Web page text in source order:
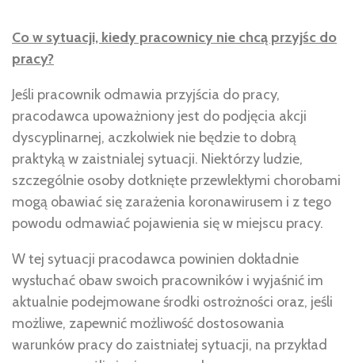
Co w sytuacji, kiedy pracownicy nie chcą przyjśc do
pracy?
Jeśli pracownik odmawia przyjścia do pracy,
pracodawca upoważniony jest do podjęcia akcji
dyscyplinarnej, aczkolwiek nie będzie to dobrą
praktyką w zaistnialej sytuacji. Niektórzy ludzie,
szczególnie osoby dotknięte przewlekłymi chorobami
mogą obawiać się zarażenia koronawirusem i z tego
powodu odmawiać pojawienia się w miejscu pracy.
W tej sytuacji pracodawca powinien dokładnie
wysłuchać obaw swoich pracowników i wyjaśnić im
aktualnie podejmowane środki ostrożności oraz, jeśli
możliwe, zapewnić możliwość dostosowania
warunków pracy do zaistniałej sytuacji, na przykład